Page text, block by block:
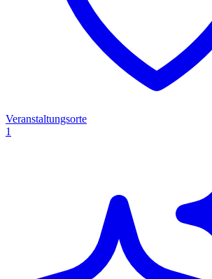
Veranstaltungsorte
1